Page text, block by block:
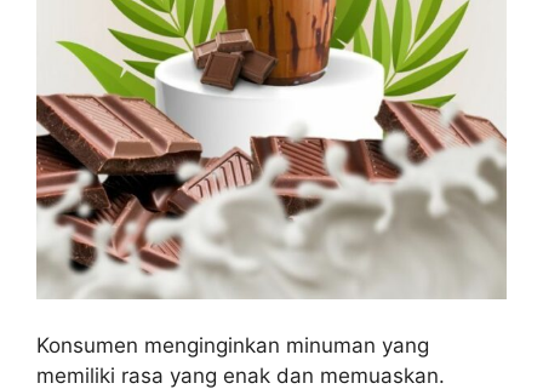
Konsumen menginginkan minuman yang
memiliki rasa yang enak dan memuaskan.